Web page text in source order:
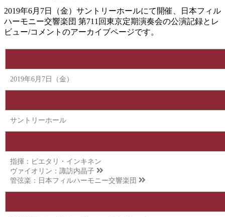
2019年6月7日（金）サントリーホールにて開催、日本フィル
ハーモニー交響楽団 第711回東京定期演奏会の公演記録とレ
ビュー/コメントのアーカイブページです。
2019年6月7日（金）
サントリーホール
指揮：ピエタリ・インキネン
ヴァイオリン： 諏訪内晶子
管弦楽： 日本フィルハーモニー交響楽団